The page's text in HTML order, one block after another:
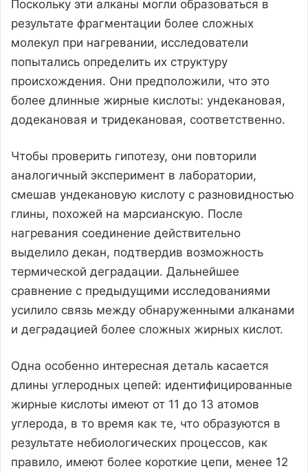
Поскольку эти алканы могли образоваться в
результате фрагментации более сложных
молекул при нагревании, исследователи
попытались определить их структуру
происхождения. Они предположили, что это
более длинные жирные кислоты: ундекановая,
додекановая и тридекановая, соответственно.
Чтобы проверить гипотезу, они повторили
аналогичный эксперимент в лаборатории,
смешав ундекановую кислоту с разновидностью
глины, похожей на марсианскую. После
нагревания соединение действительно
выделило декан, подтвердив возможность
термической деградации. Дальнейшее
сравнение с предыдущими исследованиями
усилило связь между обнаруженными алканами
и деградацией более сложных жирных кислот.
Одна особенно интересная деталь касается
длины углеродных цепей: идентифицированные
жирные кислоты имеют от 11 до 13 атомов
углерода, в то время как те, что образуются в
результате небиологических процессов, как
правило, имеют более короткие цепи, менее 12